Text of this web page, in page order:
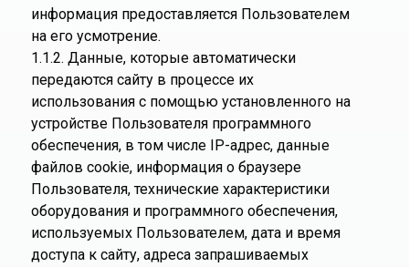
информация предоставляется Пользователем
на его усмотрение.
1.1.2. Данные, которые автоматически
передаются сайту в процессе их
использования с помощью установленного на
устройстве Пользователя программного
обеспечения, в том числе IP-адрес, данные
файлов cookie, информация о браузере
Пользователя, технические характеристики
оборудования и программного обеспечения,
используемых Пользователем, дата и время
доступа к сайту, адреса запрашиваемых